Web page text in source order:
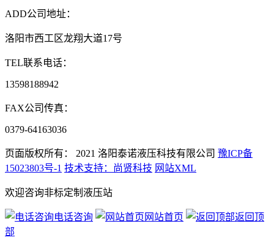
ADD公司地址：
洛阳市西工区龙翔大道17号
TEL联系电话：
13598188942
FAX公司传真：
0379-64163036
页面版权所有： 2021 洛阳泰诺液压科技有限公司 豫ICP备
15023803号-1 技术支持：尚贤科技 网站XML
欢迎咨询非标定制液压站
电话咨询 网站首页
返回顶
部